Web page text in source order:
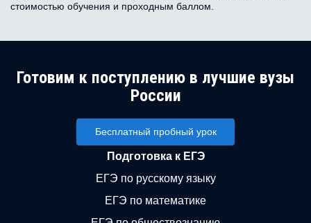
стоимостью обучения и проходным баллом.
Готовим к поступлению в лучшие вузы
России
Бесплатный пробный урок
Подготовка к ЕГЭ
ЕГЭ по русскому языку
ЕГЭ по математике